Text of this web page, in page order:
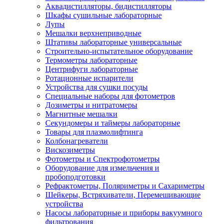
Аквадистилляторы, бидистилляторы
Шкафы сушильные лабораторные
Лупы
Мешалки верхнеприводные
Штативы лабораторные универсальные
Строительно-испытательное оборудование
Термометры лабораторные
Центрифуги лабораторные
Ротационные испарители
Устройства для сушки посуды
Специальные наборы для фотометров
Дозиметры и нитратомеры
Магнитные мешалки
Секундомеры и таймеры лабораторные
Товары для плазмолифтинга
Колбонагреватели
Вискозиметры
Фотометры и Спектрофотометры
Оборудование для измельчения и
пробоподготовки
Рефрактометры, Поляриметры и Сахариметры
Шейкеры, Встряхиватели, Перемешивающие
устройства
Насосы лабораторные и приборы вакуумного
фильтрования